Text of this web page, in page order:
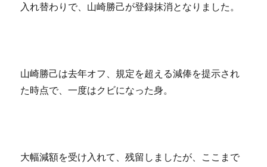
入れ替わりで、山崎勝己が登録抹消となりました。
山崎勝己は去年オフ、規定を超える減俸を提示され
た時点で、一度はクビになった身。
大幅減額を受け入れて、残留しましたが、ここまで